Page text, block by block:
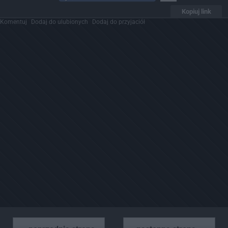
Kopiuj link
Komentuj Dodaj do ulubionych Dodaj do przyjaciół